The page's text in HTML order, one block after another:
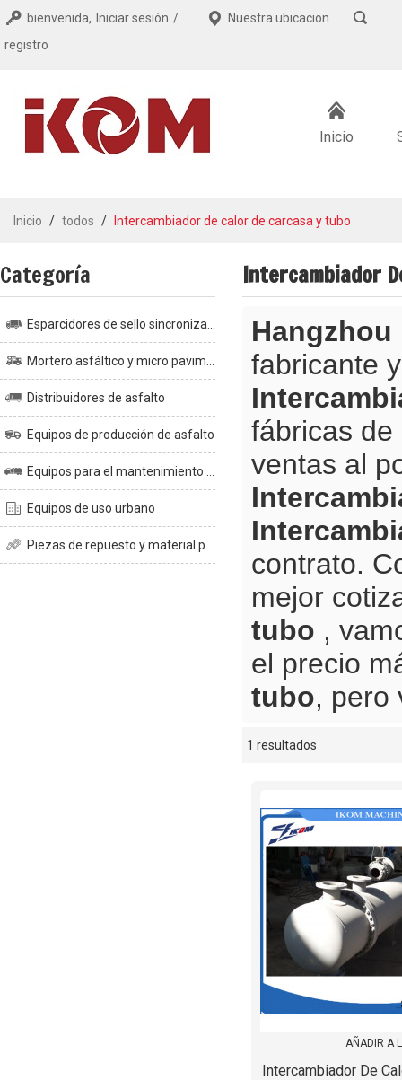
bienvenida, Iniciar sesión /
registro
Nuestra ubicacion
Inicio
Inicio / todos / Intercambiador de calor de carcasa y tubo
Categoría
Distribuidores de asfalto
Equipos de producción de asfalto
Equipos de uso urbano
Intercambiador
fabricante
fábricas de
ventas al
contrato.
mejor
tubo ,
el precio
tubo, pero
1 resultados
AÑADIR A
Intercambiador De